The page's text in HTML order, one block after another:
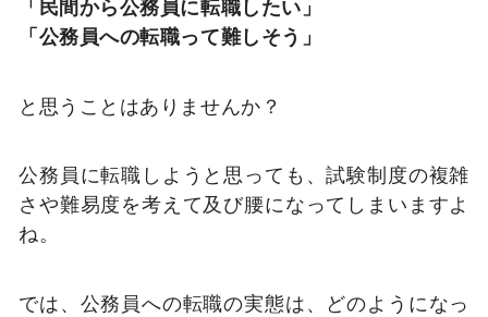
「民間から公務員に転職したい」
「公務員への転職って難しそう」
と思うことはありませんか？
公務員に転職しようと思っても、試験制度の複雑
さや難易度を考えて及び腰になってしまいますよ
ね。
では、公務員への転職の実態は、どのようになっ